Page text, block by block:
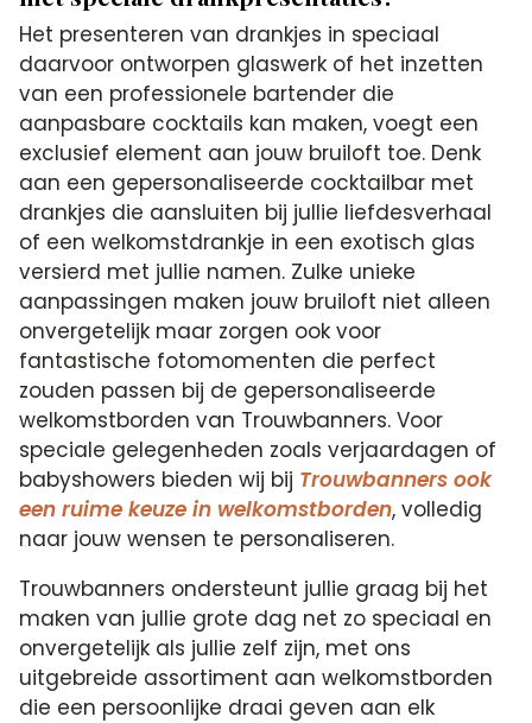
Het presenteren van drankjes in speciaal
daarvoor ontworpen glaswerk of het inzetten
van een professionele bartender die
aanpasbare cocktails kan maken, voegt een
exclusief element aan jouw bruiloft toe. Denk
aan een gepersonaliseerde cocktailbar met
drankjes die aansluiten bij jullie liefdesverhaal
of een welkomstdrankje in een exotisch glas
versierd met jullie namen. Zulke unieke
aanpassingen maken jouw bruiloft niet alleen
onvergetelijk maar zorgen ook voor
fantastische fotomomenten die perfect
zouden passen bij de gepersonaliseerde
welkomstborden van Trouwbanners. Voor
speciale gelegenheden zoals verjaardagen of
babyshowers bieden wij bij Trouwbanners ook
een ruime keuze in welkomstborden, volledig
naar jouw wensen te personaliseren.
Trouwbanners ondersteunt jullie graag bij het
maken van jullie grote dag net zo speciaal en
onvergetelijk als jullie zelf zijn, met ons
uitgebreide assortiment aan welkomstborden
die een persoonlijke draai geven aan elk